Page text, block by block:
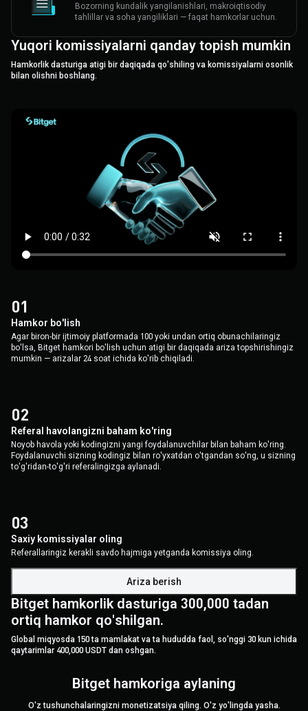
Bozorning kundalik yangilanishlari, makroiqtisodiy
tahlillar va soha yangiliklari — faqat hamkorlar uchun.
Yuqori komissiyalarni qanday topish mumkin
Hamkorlik dasturiga atigi bir daqiqada qo'shiling va komissiyalarni osonlik
bilan olishni boshlang.
01
Hamkor bo'lish
Agar biron-bir ijtimoiy platformada 100 yoki undan ortiq obunachilaringiz
bo'lsa, Bitget hamkori bo'lish uchun atigi bir daqiqada ariza topshirishingiz
mumkin — arizalar 24 soat ichida ko'rib chiqiladi.
02
Referal havolangizni baham ko'ring
Noyob havola yoki kodingizni yangi foydalanuvchilar bilan baham ko'ring.
Foydalanuvchi sizning kodingiz bilan ro'yxatdan o'tgandan so'ng, u sizning
to'g'ridan-to'g'ri referalingizga aylanadi.
03
Saxiy komissiyalar oling
Referallaringiz kerakli savdo hajmiga yetganda komissiya oling.
Ariza berish
Bitget hamkorlik dasturiga 300,000 tadan
ortiq hamkor qo'shilgan.
Global miqyosda 150 ta mamlakat va ta hududda faol, so'nggi 30 kun ichida
qaytarimlar 400,000 USDT dan oshgan.
Bitget hamkoriga aylaning
O'z tushunchalaringizni monetizatsiya qiling. O'z yo'lingda yasha.